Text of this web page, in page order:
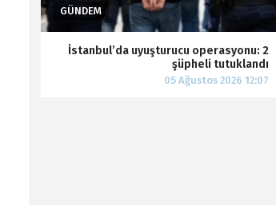
İstanbul’da uyuşturucu operasyonu: 2
şüpheli tutuklandı